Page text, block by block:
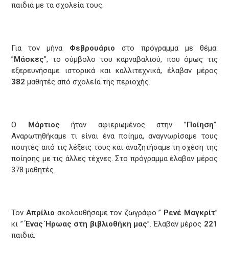
παιδιά με τα σχολεία τους.
Για τον μήνα Φεβρουάριο στο πρόγραμμα με θέμα:
”Μάσκες”, το σύμβολο του καρναβαλιού, που όμως τις
εξερευνήσαμε ιστορικά και καλλιτεχνικά, έλαβαν μέρος
382 μαθητές από σχολεία της περιοχής.
Ο Μάρτιος ήταν αφιερωμένος στην ”Ποίηση”.
Αναρωτηθήκαμε τι είναι ένα ποίημα, αναγνωρίσαμε τους
ποιητές από τις λέξεις τους και αναζητήσαμε τη σχέση της
ποίησης με τις άλλες τέχνες. Στο πρόγραμμα έλαβαν μέρος
378 μαθητές.
ΤονΑπρίλιο ακολουθήσαμε τον ζωγράφο ” Ρενέ Μαγκρίτ”
κι ”Ένας Ήρωας στη βιβλιοθήκη μας”. Έλαβαν μέρος 221
παιδιά.